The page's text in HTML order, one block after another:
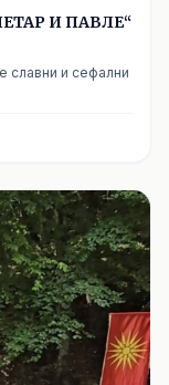
И ПАВЛЕ“
славни и сефални